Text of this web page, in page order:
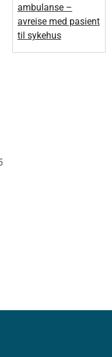
ambulanse –
avreise med pasient
til sykehus